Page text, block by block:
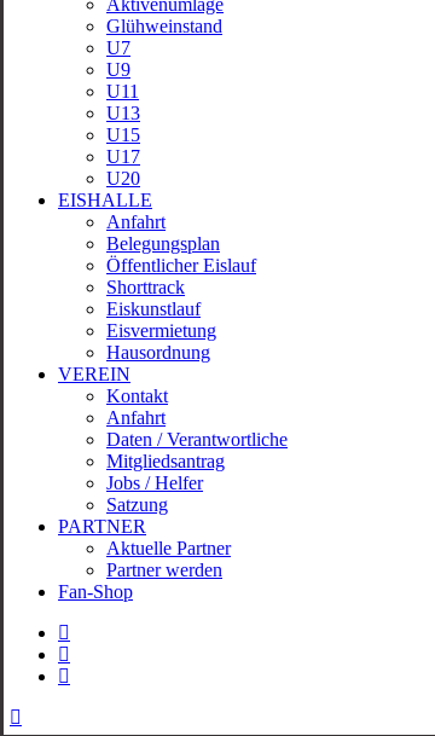
Aktivenumlage
Glühweinstand
U7
U9
U11
U13
U15
U17
U20
EISHALLE
Anfahrt
Belegungsplan
Öffentlicher Eislauf
Shorttrack
Eiskunstlauf
Eisvermietung
Hausordnung
VEREIN
Kontakt
Anfahrt
Daten / Verantwortliche
Mitgliedsantrag
Jobs / Helfer
Satzung
PARTNER
Aktuelle Partner
Partner werden
Fan-Shop
facebook
youtube
instagram